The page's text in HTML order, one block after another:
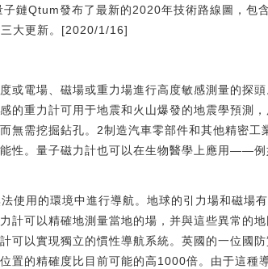
鏈Qtum發布了最新的2020年技術路線圖，包
大更新。[2020/1/16]
或電場、磁場或重力場進行高度敏感測量的探
的重力計可用于地震和火山爆發的地震學預測
無需挖掘鉆孔。2制造汽車零部件和其他精密工
性。量子磁力計也可以在生物醫學上應用——
使用的環境中進行導航。地球的引力場和磁場
計可以精確地測量當地的場，并與這些異常的
可以實現獨立的慣性導航系統。英國的一位國
置的精確度比目前可能的高1000倍。由于這種